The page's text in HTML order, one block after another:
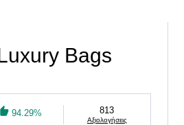
Bags
94.29% 813
Αξιολογήσεις